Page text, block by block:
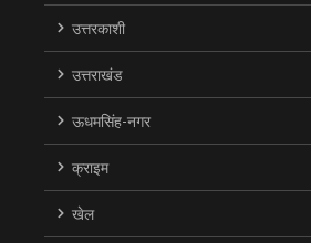
उत्तरकाशी
उत्तराखंड
ऊधमसिंह-नगर
क्राइम
खेल